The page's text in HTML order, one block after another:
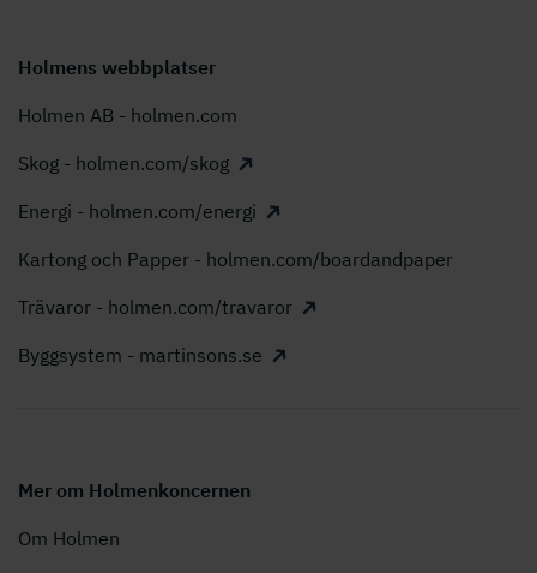
Holmens webbplatser
Holmen AB - holmen.com
Skog - holmen.com/skog
Energi - holmen.com/energi
Kartong och Papper - holmen.com/boardandpaper
Trävaror - holmen.com/travaror
Byggsystem - martinsons.se
Mer om Holmenkoncernen
Om Holmen